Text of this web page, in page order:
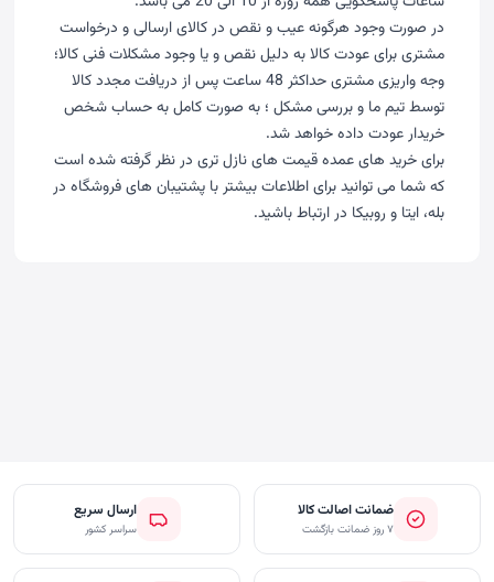
در صورت وجود هرگونه عیب و نقص در کالای ارسالی و درخواست
مشتری برای عودت کالا به دلیل نقص و یا وجود مشکلات فنی کالا؛
وجه واریزی مشتری حداکثر 48 ساعت پس از دریافت مجدد کالا
توسط تیم ما و بررسی مشکل ؛ به صورت کامل به حساب شخص
خریدار عودت داده خواهد شد.
برای خرید های عمده قیمت های نازل تری در نظر گرفته شده است
که شما می توانید برای اطلاعات بیشتر با پشتیبان های فروشگاه در
بله، ایتا و روبیکا در ارتباط باشید.
ضمانت اصالت کالا
۷ روز ضمانت بازگشت
ارسال سریع
سراسر کشور